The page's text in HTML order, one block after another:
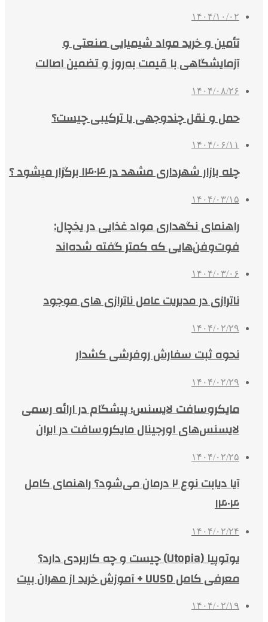
۱۴۰۴/۱۰/۰۲
تأمین و خرید مواد شیمیایی صنعتی و
آزمایشگاهی با قیمت به‌روز و تضمین اصالت
۱۴۰۴/۰۸/۲۶
حمل و نقل چندوجهی یا ترکیبی چیست؟
۱۴۰۴/۰۶/۱۱
چله بازار شهرداری مشهد در ۱۴۰۴ برگزار میشود ؟
۱۴۰۴/۰۳/۱۵
راهنمای نگهداری مواد غذایی در یخچال:
فوت‌وفن‌هایی که کمتر گفته شده‌اند
۱۴۰۴/۰۳/۰۶
ناترازی در مدیریت عامل ناترازی های موجود
۱۴۰۴/۰۲/۲۹
نحوه ثبت سفارش روفرشی کشدار
۱۴۰۴/۰۲/۲۹
مایکروسافت لایسنس؛ پیشگام در ارائه رسمی
لایسنس‌های اورجینال مایکروسافت در ایران
۱۴۰۴/۰۲/۲۵
آیا دیابت نوع ۲ درمان می‌شود؟ راهنمای کامل
۱۴۰۴
۱۴۰۴/۰۲/۲۴
یوتوپیا (Utopia) چیست و چه کاربردی دارد؟
معرفی کامل UUSD + آموزش خرید از مهران بیت
۱۴۰۴/۰۲/۱۹